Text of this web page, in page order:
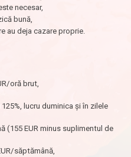
necesar,
bună,
au deja cazare proprie.
oră brut,
lucru duminica și în zilele
(155 EUR minus suplimentul de
săptămână,